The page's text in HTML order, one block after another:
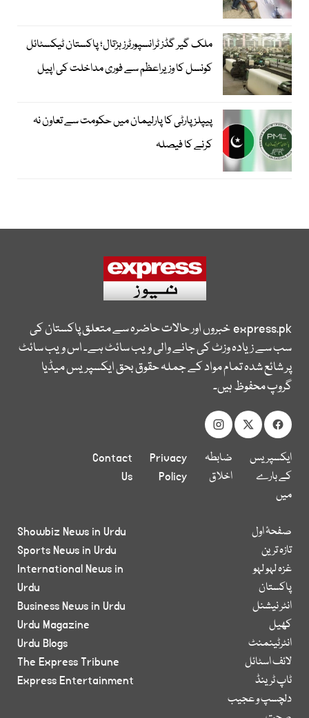
ملک گیر گڈز ٹرانسپورٹرز ہڑتال؛ پاکستان ٹیکسٹائل
کونسل کا وزیراعظم سے فوری مداخلت کی اپیل
پیپلزپارٹی کا پارلیمان میں حکومت سے تعاون نہ
کرنے کا فیصلہ
express.pkخبروں اور حالات حاضرہ سے متعلق پاکستان کی
سب سے زیادہ وزٹ کی جانے والی ویب سائٹ ہے۔ اس ویب سائٹ
پر شائع شدہ تمام مواد کے جملہ حقوق بحق ایکسپریس میڈیا
گروپ محفوظ ہیں۔
ایکسپریس
کے بارے
میں
ضابطہ
اخلاق
Privacy
Policy
Contact
Us
صفحۂ اول
تازہ ترین
غزہ لہو لہو
پاکستان
انٹر نیشنل
کھیل
انٹرٹینمنٹ
لائف اسٹائل
ٹاپ ٹرینڈ
دلچسپ و عجیب
Showbiz News in Urdu
Sports News in Urdu
International News in
Urdu
Business News in Urdu
Urdu Magazine
Urdu Blogs
The Express Tribune
Express Entertainment